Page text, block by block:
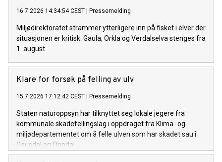
16.7.2026 14:34:54 CEST | Pressemelding
Miljødirektoratet strammer ytterligere inn på fisket i elver der
situasjonen er kritisk. Gaula, Orkla og Verdalselva stenges fra
1. august.
Klare for forsøk på felling av ulv
15.7.2026 17:12:42 CEST | Pressemelding
Staten naturoppsyn har tilknyttet seg lokale jegere fra
kommunale skadefellingslag i oppdraget fra Klima- og
miljødepartementet om å felle ulven som har skadet sau i
Gausdal og Oppdal.